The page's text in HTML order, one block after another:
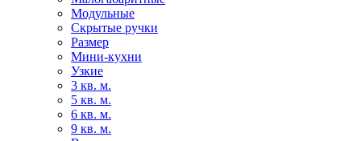
Модульные
Скрытые ручки
Размер
Мини-кухни
Узкие
3 кв. м.
5 кв. м.
6 кв. м.
9 кв. м.